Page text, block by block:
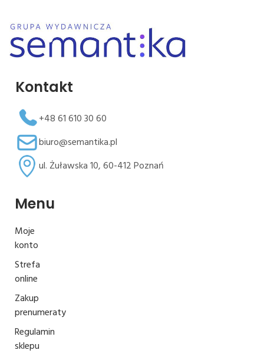
Kontakt
+48 61 610 30 60
biuro@semantika.pl
ul. Żuławska 10, 60-412 Poznań
Menu
Moje
konto
Strefa
online
Zakup
prenumeraty
Regulamin
sklepu